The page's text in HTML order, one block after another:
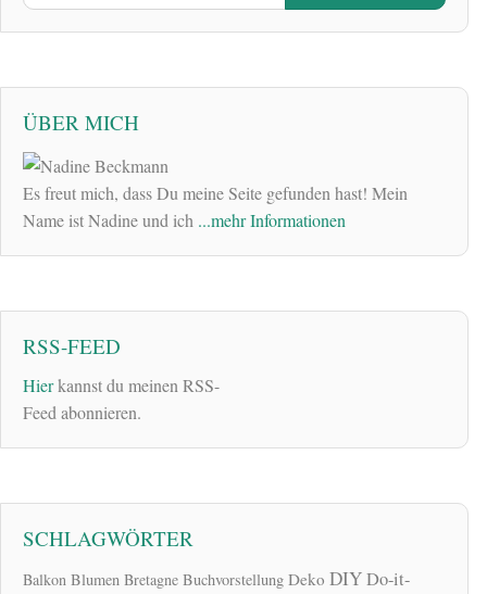
ÜBER MICH
Es freut mich, dass Du meine Seite gefunden hast! Mein
Name ist Nadine und ich ...mehr Informationen
RSS-FEED
Hierkannst du meinen RSS-
Feed abonnieren.
SCHLAGWÖRTER
Balkon Blumen Bretagne Buchvorstellung Deko DIYDo-it-